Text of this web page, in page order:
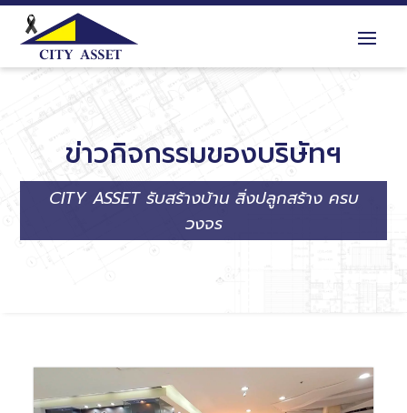
ข่าวกิจกรรมของบริษัทฯ
CITY ASSET รับสร้างบ้าน สิ่งปลูกสร้าง ครบ
วงจร